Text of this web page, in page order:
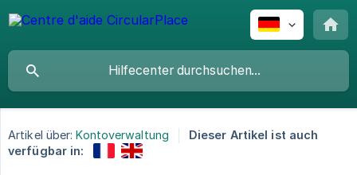
Artikel über: Kontoverwaltung
Dieser Artikel ist auch
verfügbar in: